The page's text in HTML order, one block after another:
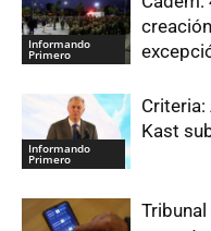
Informando
Primero
Informando
Primero
Kast